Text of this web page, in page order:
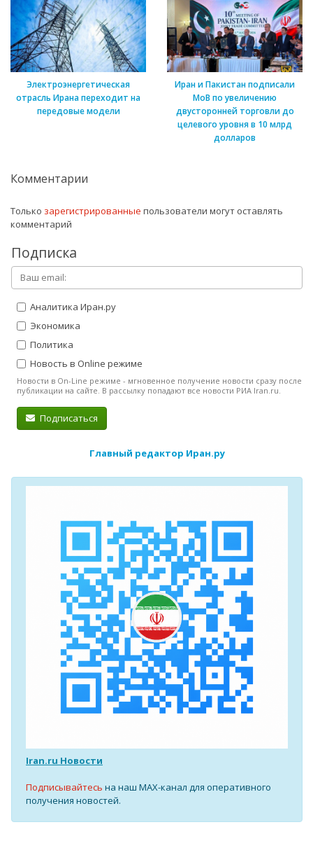
Электроэнергетическая
отрасль Ирана переходит на
передовые модели
Иран и Пакистан подписали
МоВ по увеличению
двусторонней торговли до
целевого уровня в 10 млрд
долларов
Комментарии
Только зарегистрированные пользователи могут оставлять
комментарий
Подписка
Аналитика Иран.ру
Экономика
Политика
Новость в Online режиме
Новости в On-Line режиме - мгновенное получение новости сразу после
публикации на сайте. В рассылку попадают все новости РИА Iran.ru.
Подписаться
Главный редактор Иран.ру
Iran.ru Новости
Подписывайтесь на наш MAX-канал для оперативного
получения новостей.